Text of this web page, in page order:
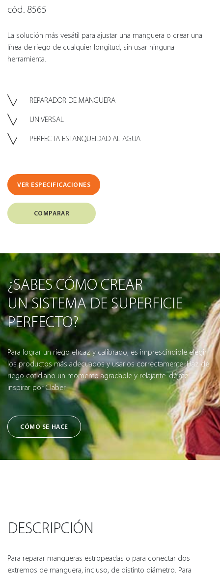
cód. 8565
La solución más vesátil para ajustar una manguera o crear una
línea de riego de cualquier longitud, sin usar ninguna
herramienta.
REPARADOR DE MANGUERA
UNIVERSAL
PERFECTA ESTANQUEIDAD AL AGUA
VER ESPECIFICACIONES
COMPARAR
¿SABES CÓMO CREAR
UN SISTEMA DE SUPERFICIE
PERFECTO?
Para lograr un riego eficaz y calibrado, es imprescindible elegir
los productos más adecuados y usarlos correctamente. Haz del
riego cotidiano un momento agradable y relajante: déjate
inspirar por Claber.
CÓMO SE HACE
DESCRIPCIÓN
Para reparar mangueras estropeadas o para conectar dos
extremos de manguera, incluso, de distinto diámetro. Para